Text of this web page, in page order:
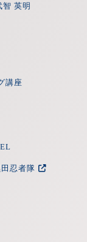
智 英明
講座
忍者隊